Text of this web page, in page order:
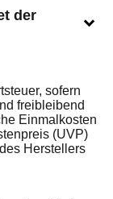
der
sofern
freibleibend
Einmalkosten
(UVP)
Herstellers